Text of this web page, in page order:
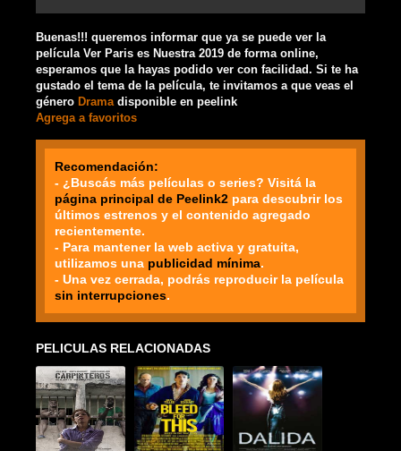
Buenas!!! queremos informar que ya se puede ver la
película Ver Paris es Nuestra 2019 de forma online,
esperamos que la hayas podido ver con facilidad. Si te ha
gustado el tema de la película, te invitamos a que veas el
género Drama disponible en peelink
Agrega a favoritos
Recomendación:
- ¿Buscás más películas o series? Visitá la
página principal de Peelink2 para descubrir los
últimos estrenos y el contenido agregado
recientemente.
- Para mantener la web activa y gratuita,
utilizamos una publicidad mínima.
- Una vez cerrada, podrás reproducir la película
sin interrupciones.
PELICULAS RELACIONADAS